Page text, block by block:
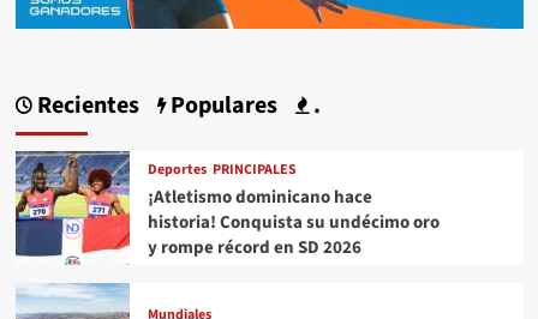
Recientes Populares .
Deportes PRINCIPALES
¡Atletismo dominicano hace
historia! Conquista su undécimo oro
y rompe récord en SD 2026
Mundiales